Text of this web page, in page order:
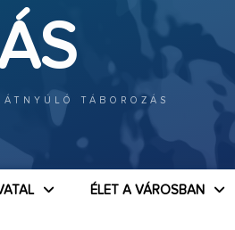
ÁTNYÚLÓ TÁBOROZÁS
ÉLET A VÁROSBAN